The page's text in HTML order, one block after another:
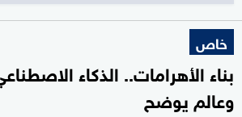
خاص
بناء الأهرامات.. الذكاء
وعالم يوضح